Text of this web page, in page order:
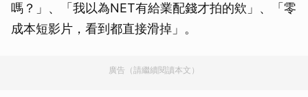
嗎？」、「我以為NET有給業配錢才拍的欸」、「零
成本短影片，看到都直接滑掉」。
廣告（請繼續閱讀本文）